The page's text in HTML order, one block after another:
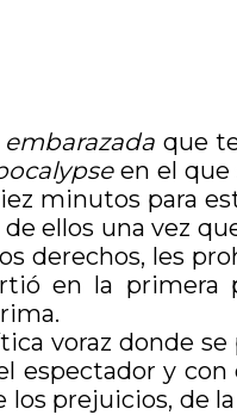
que
en el que
minutos para
ellos una vez
derechos, les
en la primera
voraz donde se
espectador y con
prejuicios, de